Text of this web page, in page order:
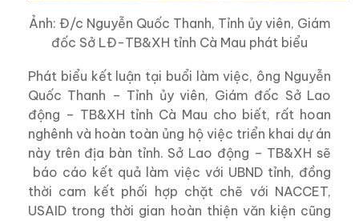
Ảnh: Đ/c Nguyễn Quốc Thanh, Tỉnh ủy viên, Giám
đốc Sở LĐ-TB&XH tỉnh Cà Mau phát biểu
Phát biểu kết luận tại buổi làm việc, ông Nguyễn
Quốc Thanh – Tỉnh ủy viên, Giám đốc Sở Lao
động – TB&XH tỉnh Cà Mau cho biết, rất hoan
nghênh và hoàn toàn ủng hộ việc triển khai dự án
này trên địa bàn tỉnh. Sở Lao động – TB&XH sẽ
báo cáo kết quả làm việc với UBND tỉnh, đồng
thời cam kết phối hợp chặt chẽ với NACCET,
USAID trong thời gian hoàn thiện văn kiện cũng